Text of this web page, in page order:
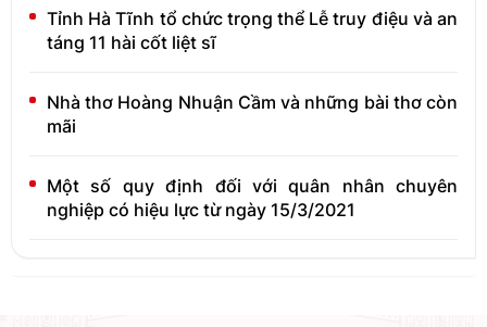
Tỉnh Hà Tĩnh tổ chức trọng thể Lễ truy điệu và an
táng 11 hài cốt liệt sĩ
Nhà thơ Hoàng Nhuận Cầm và những bài thơ còn
mãi
Một số quy định đối với quân nhân chuyên
nghiệp có hiệu lực từ ngày 15/3/2021